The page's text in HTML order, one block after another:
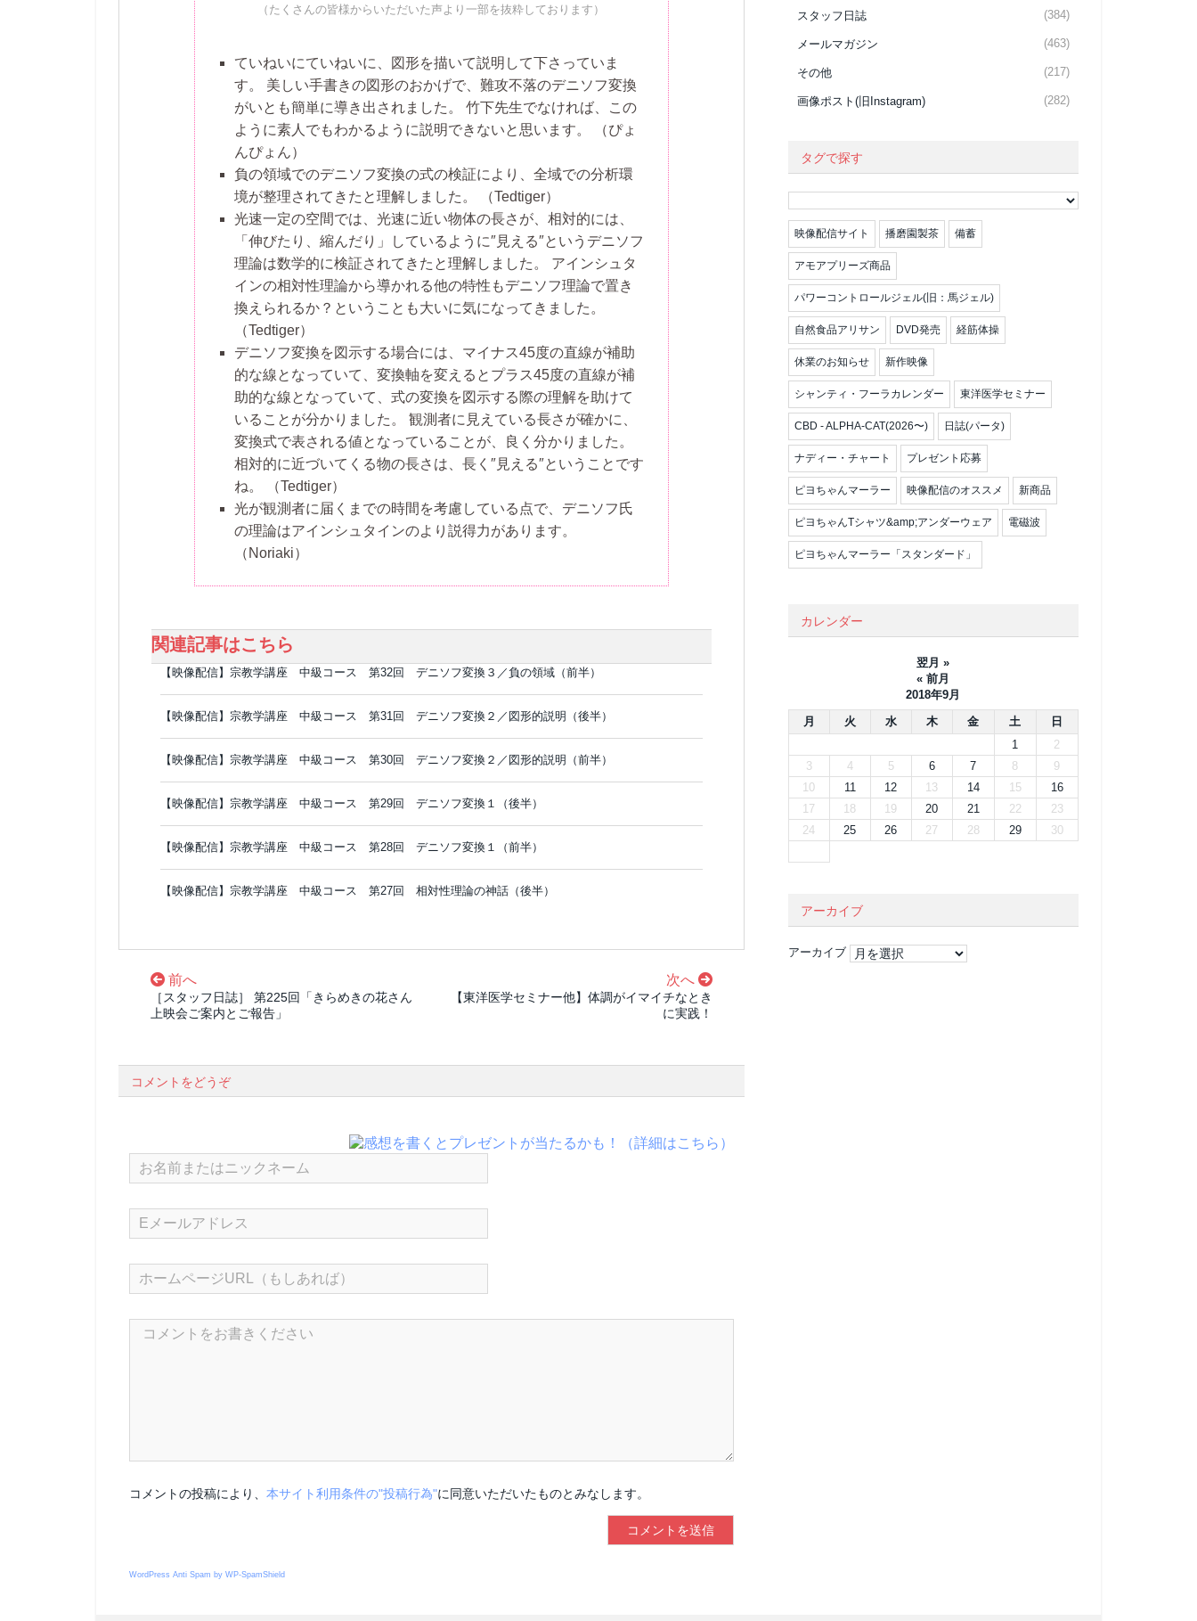
（たくさんの皆様からいただいた声より一部を抜粋しております）
ていねいにていねいに、図形を描いて説明して下さっていま
す。 美しい手書きの図形のおかげで、難攻不落のデニソフ変換
がいとも簡単に導き出されました。 竹下先生でなければ、この
ように素人でもわかるように説明できないと思います。
（ぴょ
んぴょん）
負の領域でのデニソフ変換の式の検証により、全域での分析環
境が整理されてきたと理解しました。
（Tedtiger）
光速一定の空間では、光速に近い物体の長さが、相対的には、
「伸びたり、縮んだり」しているように″見える″というデニソフ
理論は数学的に検証されてきたと理解しました。 アインシュタ
インの相対性理論から導かれる他の特性もデニソフ理論で置き
換えられるか？ということも大いに気になってきました。
（Tedtiger）
デニソフ変換を図示する場合には、マイナス45度の直線が補助
的な線となっていて、変換軸を変えるとプラス45度の直線が補
助的な線となっていて、式の変換を図示する際の理解を助けて
いることが分かりました。 観測者に見えている長さが確かに、
変換式で表される値となっていることが、良く分かりました。
相対的に近づいてくる物の長さは、長く″見える″ということです
ね。
（Tedtiger）
光が観測者に届くまでの時間を考慮している点で、デニソフ氏
の理論はアインシュタインのより説得力があります。
（Noriaki）
関連記事はこちら
【映像配信】宗教学講座 中級コース 第32回 デニソフ変換３／負の領域（前半）
【映像配信】宗教学講座 中級コース 第31回 デニソフ変換２／図形的説明（後半）
【映像配信】宗教学講座 中級コース 第30回 デニソフ変換２／図形的説明（前半）
【映像配信】宗教学講座 中級コース 第29回 デニソフ変換１（後半）
【映像配信】宗教学講座 中級コース 第28回 デニソフ変換１（前半）
【映像配信】宗教学講座 中級コース 第27回 相対性理論の神話（後半）
前へ
［スタッフ日誌］ 第225回「きらめきの花さん
上映会ご案内とご報告」
次へ
【東洋医学セミナー他】体調がイマイチなとき
に実践！
コメントをどうぞ
コメントの投稿により、 本サイト利用条件の"投稿行為"に同意いただいたものとみなします。
WordPress Anti Spam by WP-SpamShield
スタッフ日誌 (384)
メールマガジン (463)
その他 (217)
画像ポスト(旧Instagram) (282)
タグで探す
映像配信サイト 播磨園製茶 備蓄
アモアプリーズ商品
パワーコントロールジェル(旧：馬ジェル)
自然食品アリサン DVD発売 経筋体操
休業のお知らせ 新作映像
シャンティ・フーラカレンダー 東洋医学セミナー
CBD - ALPHA-CAT(2026〜) 日誌(パータ)
ナディー・チャート プレゼント応募
ピヨちゃんマーラー 映像配信のオススメ 新商品
ピヨちゃんTシャツ&amp;アンダーウェア 電磁波
ピヨちゃんマーラー「スタンダード」
カレンダー
翌月 »
« 前月
2018年9月
月
火 水 木 金 土
日
1
2
3
4 5 6 7 8
9
10
11 12 13 14 15
16
17
18 19 20 21 22
23
24
25 26 27 28 29 30
アーカイブ
アーカイブ